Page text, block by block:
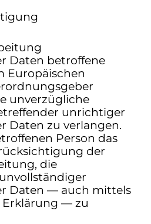
Daten betroffene
Europäischen
unverzügliche
unrichtiger
Daten zu verlangen.
Person das
der
die
Daten — auch mittels
Erklärung — zu